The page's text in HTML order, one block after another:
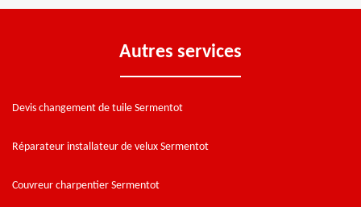
Autres services
Devis changement de tuile Sermentot
Réparateur installateur de velux Sermentot
Couvreur charpentier Sermentot